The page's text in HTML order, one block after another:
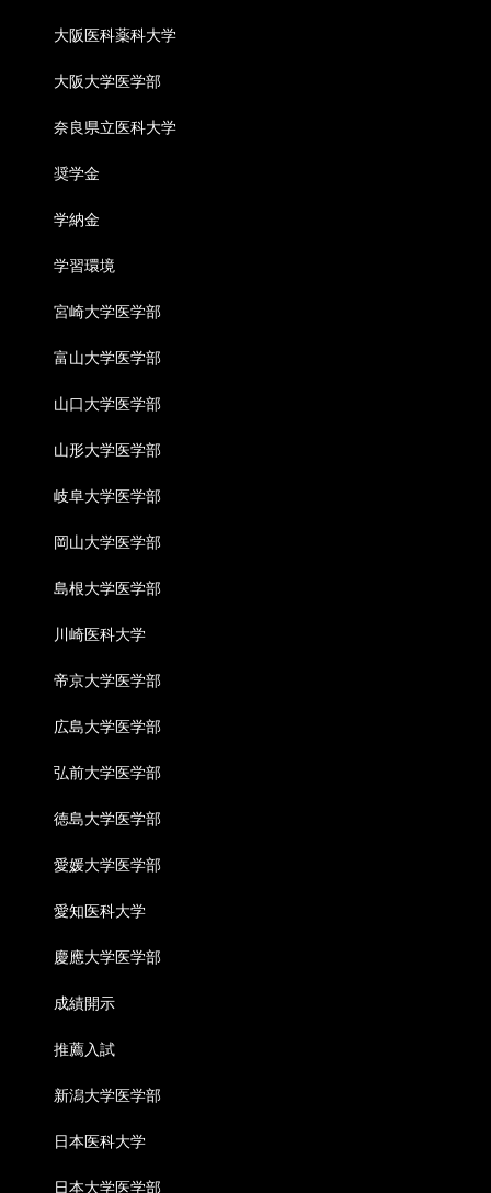
大阪医科薬科大学
大阪大学医学部
奈良県立医科大学
奨学金
学納金
学習環境
宮崎大学医学部
富山大学医学部
山口大学医学部
山形大学医学部
岐阜大学医学部
岡山大学医学部
島根大学医学部
川崎医科大学
帝京大学医学部
広島大学医学部
弘前大学医学部
徳島大学医学部
愛媛大学医学部
愛知医科大学
慶應大学医学部
成績開示
推薦入試
新潟大学医学部
日本医科大学
日本大学医学部